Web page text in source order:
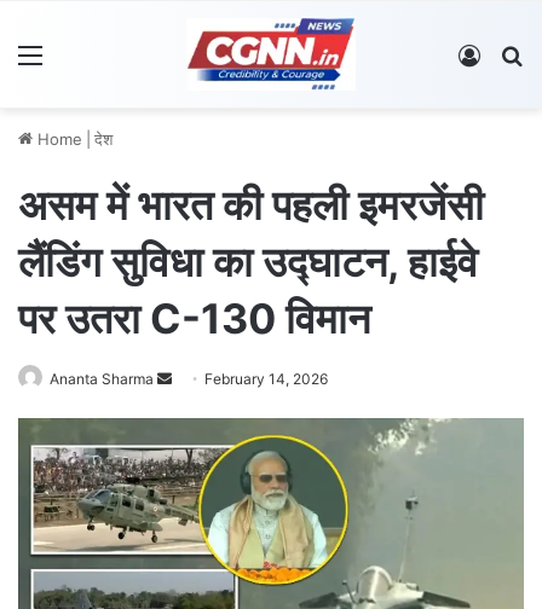
Log In
Home देश
असम में भारत की पहली इमरजेंसी
लैंडिंग सुविधा का उद्घाटन, हाईवे
पर उतरा C-130 विमान
Ananta Sharma
d
a
n
e
February 14, 2026